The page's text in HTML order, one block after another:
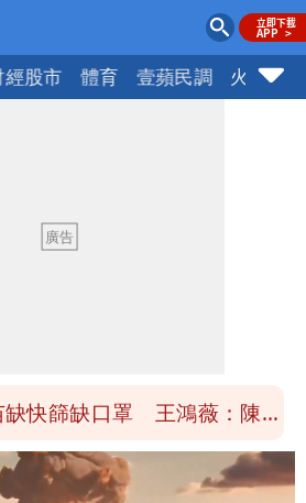
經股市 體育 壹蘋民調 火線話
斷當時未被理解
上劍橋大學教授 神鬼級履歷
決策過程在哪
缺快篩缺口罩 王鴻薇：陳時
別人道歉
前董座李建成移送北檢 是否